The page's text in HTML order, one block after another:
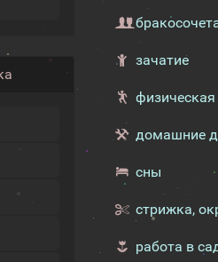
зачатие
физическая
домашние
сны
стрижка,
работа в